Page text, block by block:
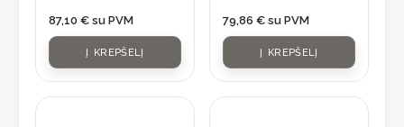
87,10 € su PVM
Į KREPŠELĮ
79,86 € su PVM
Į KREPŠELĮ